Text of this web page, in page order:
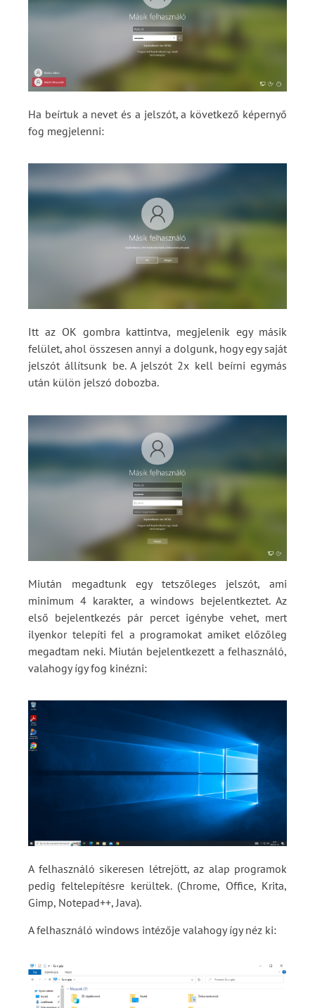
Ha beírtuk a nevet és a jelszót, a következő képernyő
fog megjelenni:
Itt az OK gombra kattintva, megjelenik egy másik
felület, ahol összesen annyi a dolgunk, hogy egy saját
jelszót állítsunk be. A jelszót 2x kell beírni egymás
után külön jelszó dobozba.
Miután megadtunk egy tetszőleges jelszót, ami
minimum 4 karakter, a windows bejelentkeztet. Az
első bejelentkezés pár percet igénybe vehet, mert
ilyenkor telepíti fel a programokat amiket előzőleg
megadtam neki. Miután bejelentkezett a felhasználó,
valahogy így fog kinézni:
A felhasználó sikeresen létrejött, az alap programok
pedig feltelepítésre kerültek. (Chrome, Office, Krita,
Gimp, Notepad++, Java).
A felhasználó windows intézője valahogy így néz ki: